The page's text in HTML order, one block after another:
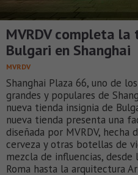
MVRDV completa
Bulgari en Shanghai
MVRDV
Shanghai Plaza 66, uno de
grandes y populares de
nueva tienda insignia de
nueva tienda presenta una
diseñada por MVRDV,
cerveza y otras botellas de
mezcla de influencias,
Roma hasta la arquitectura